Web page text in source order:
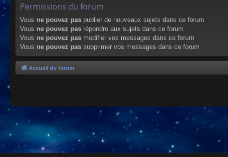
Permissions du forum
Vous ne pouvez pas publier de nouveaux sujets dans ce forum
Vous ne pouvez pas répondre aux sujets dans ce forum
Vous ne pouvez pas modifier vos messages dans ce forum
Vous ne pouvez pas supprimer vos messages dans ce forum
Accueil du forum